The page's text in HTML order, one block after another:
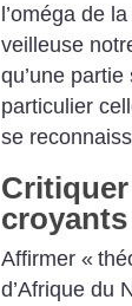
l’oméga de
veilleuse
qu’une
particulier
se
croyants
Affirmer «
d’Afrique du